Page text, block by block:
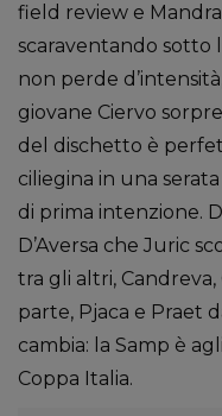
field review e
scaraventando sotto
non perde
giovane Ciervo
del dischetto è
ciliegina in una
di prima intenzione.
D’Aversa che Juric
tra gli altri,
parte, Pjaca e Praet
cambia: la Samp è
Coppa Italia.